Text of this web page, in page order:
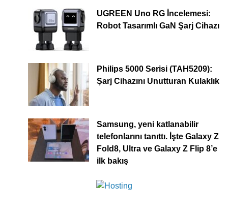
UGREEN Uno RG İncelemesi:
Robot Tasarımlı GaN Şarj Cihazı
Philips 5000 Serisi (TAH5209):
Şarj Cihazını Unutturan Kulaklık
Samsung, yeni katlanabilir
telefonlarını tanıttı. İşte Galaxy Z
Fold8, Ultra ve Galaxy Z Flip 8’e
ilk bakış